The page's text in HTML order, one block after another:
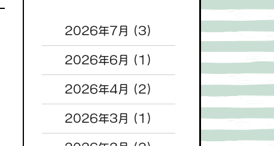
2026年7月 (3)
2026年6月 (1)
2026年4月 (2)
2026年3月 (1)